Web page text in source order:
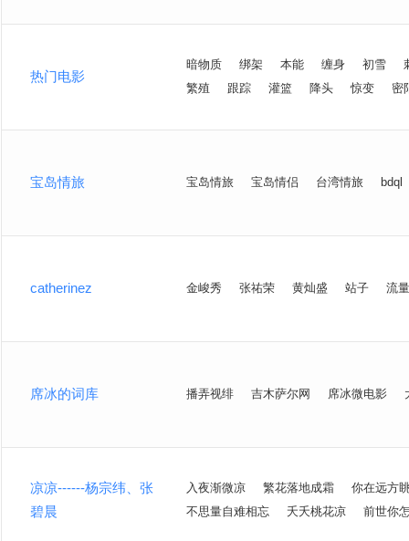
热门电影
暗物质 绑架 本能 缠身 初雪
繁殖
跟踪 灌篮 降头 惊变 密
宝岛情旅 宝岛情旅 宝岛情侣 台湾情旅 bdql
catherinez 金峻秀 张祐荣 黄灿盛 站子 流量
席冰的词库 播弄视绯 吉木萨尔网 席冰微电影
凉凉------杨宗纬、张
碧晨
入夜渐微凉 繁花落地成霜
你在远方
不思量自难相忘
夭夭桃花凉 前世你